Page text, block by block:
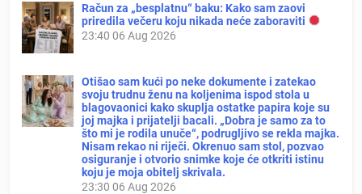
Račun za „besplatnu“ baku: Kako sam zaovi
priredila večeru koju nikada neće zaboraviti
23:40 06 Aug 2026
Otišao sam kući po neke dokumente i zatekao
svoju trudnu ženu na koljenima ispod stola u
blagovaonici kako skuplja ostatke papira koje su
joj majka i prijatelji bacali. „Dobra je samo za to
što mi je rodila unuče“, podrugljivo se rekla majka.
Nisam rekao ni riječi. Okrenuo sam stol, pozvao
osiguranje i otvorio snimke koje će otkriti istinu
koju je moja obitelj skrivala.
23:30 06 Aug 2026